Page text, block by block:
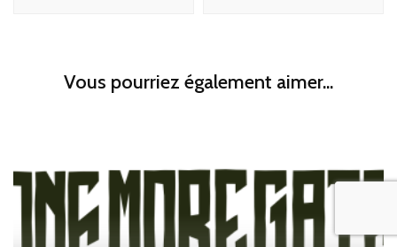
Vous pourriez également aimer...